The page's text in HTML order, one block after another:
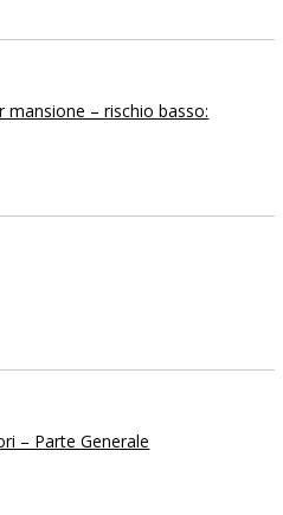
– rischio basso:
– Parte Generale